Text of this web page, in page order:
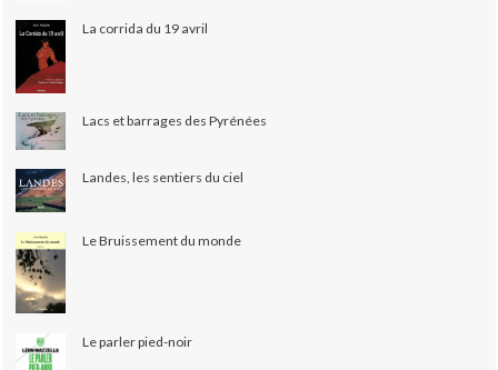
La corrida du 19 avril
Lacs et barrages des Pyrénées
Landes, les sentiers du ciel
Le Bruissement du monde
Le parler pied-noir